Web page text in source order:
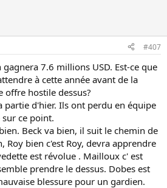
#407
7.6 millions USD. Est-ce que
à cette année avant de la
offre hostile dessus?
partie d'hier. Ils ont perdu en équipe
ce point.
Beck va bien, il suit le chemin de
Roy bien c'est Roy, devra apprendre
est révolue . Mailloux c' est
prendre le dessus. Dobes est
blessure pour un gardien.